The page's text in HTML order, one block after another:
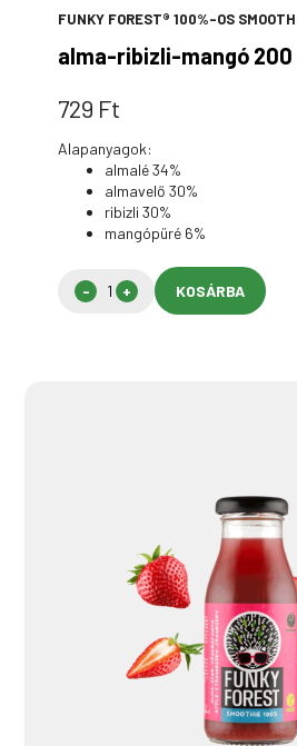
FUNKY FOREST® 100%-OS
alma-ribizli-mangó 200
729 Ft
Alapanyagok:
almalé 34%
almavelő 30%
ribizli 30%
mangópüré 6%
KOSÁRBA